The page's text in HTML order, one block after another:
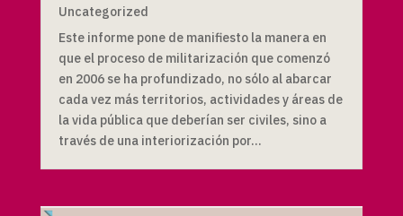
Uncategorized
Este informe pone de manifiesto la manera en
que el proceso de militarización que comenzó
en 2006 se ha profundizado, no sólo al abarcar
cada vez más territorios, actividades y áreas de
la vida pública que deberían ser civiles, sino a
través de una interiorización por...